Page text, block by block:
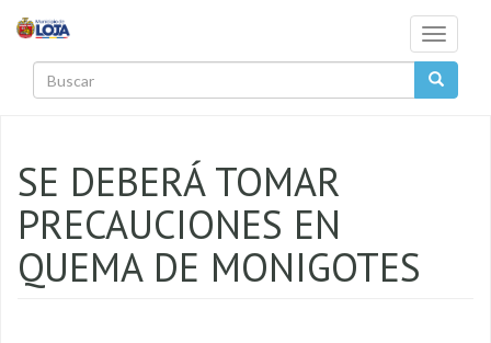
Toggle
SE DEBERÁ TOMAR
PRECAUCIONES EN
QUEMA DE MONIGOTES